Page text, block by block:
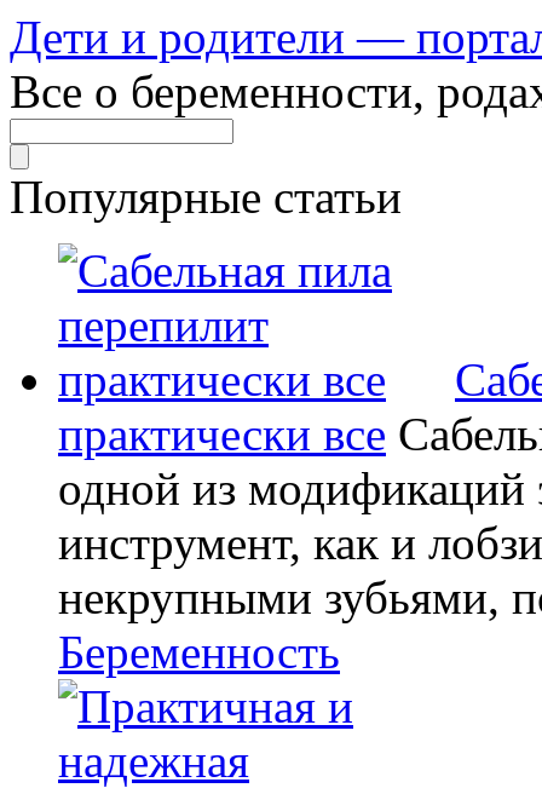
Дети и родители —
Все о беременности,
Популярные статьи
практически все
одной из модификаций
инструмент, как и
некрупными зубьями,
Беременность